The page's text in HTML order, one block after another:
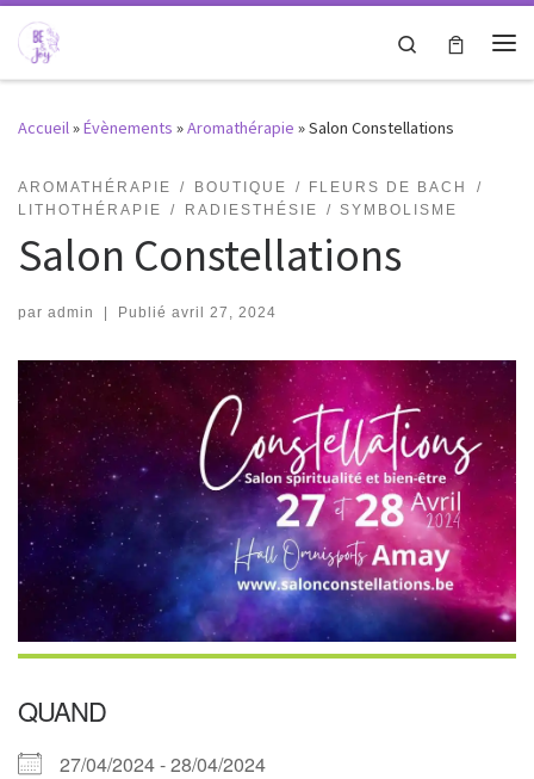
Passer au contenu
Search
Accueil»Évènements »Aromathérapie »Salon Constellations
AROMATHÉRAPIE BOUTIQUE
FLEURS DE BACH
LITHOTHÉRAPIE
RADIESTHÉSIE SYMBOLISME
Salon Constellations
par admin Publié avril 27, 2024
QUAND
27/04/2024 - 28/04/2024